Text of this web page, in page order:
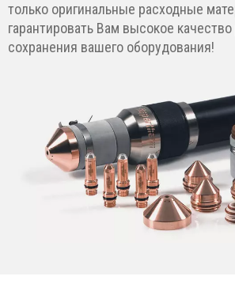
только оригинальные расходные
гарантировать Вам высокое качество
сохранения вашего оборудования!